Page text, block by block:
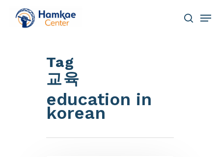
content
search
Tag
교육
education in
korean